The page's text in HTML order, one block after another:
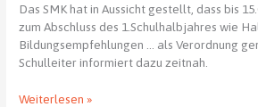
Das SMK hat in Aussicht gestellt, dass bis
zum Abschluss des 1.Schulhalbjahres wie
Bildungsempfehlungen … als Verordnung
Schulleiter informiert dazu zeitnah.
Die
Weiterlesen »